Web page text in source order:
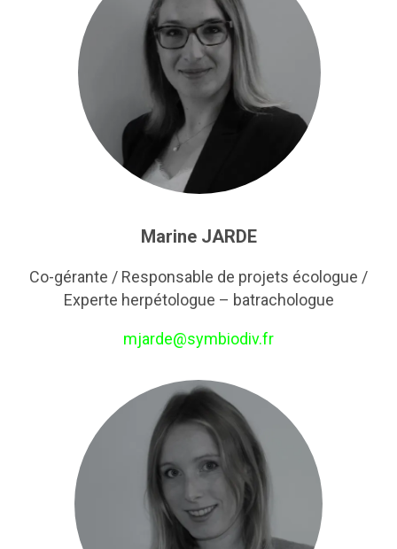
Marine JARDE
Co-gérante / Responsable de projets écologue /
Experte herpétologue – batrachologue
mjarde@symbiodiv.fr